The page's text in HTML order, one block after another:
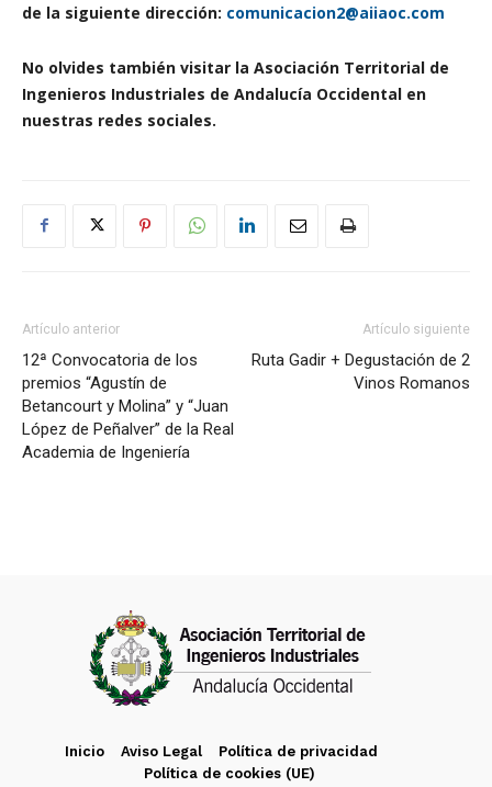
de la siguiente dirección: comunicacion2@aiiaoc.com
No olvides también visitar la Asociación Territorial de
Ingenieros Industriales de Andalucía Occidental en
nuestras redes sociales.
Artículo anterior
12ª Convocatoria de los
premios “Agustín de
Betancourt y Molina” y “Juan
López de Peñalver” de la Real
Academia de Ingeniería
Artículo siguiente
Ruta Gadir + Degustación de 2
Vinos Romanos
Inicio Aviso Legal
Política de privacidad
Política de cookies (UE)